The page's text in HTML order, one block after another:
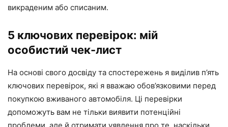
викраденим або списаним.
5 ключових перевірок: мій
особистий чек-лист
На основі свого досвіду та спостережень я виділив п’ять
ключових перевірок, які я вважаю обов’язковими перед
покупкою вживаного автомобіля. Ці перевірки
допоможуть вам не тільки виявити потенційні